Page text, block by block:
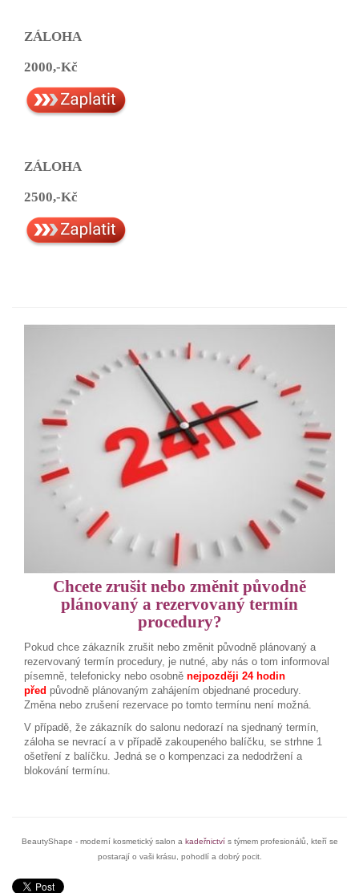
ZÁLOHA
2000,-Kč
ZÁLOHA
2500,-Kč
Chcete zrušit nebo změnit původně
plánovaný a rezervovaný termín
procedury?
Pokud chce zákazník zrušit nebo změnit původně plánovaný a
rezervovaný termín procedury, je nutné, aby nás o tom informoval
písemně, telefonicky nebo osobně nejpozději 24 hodin
před původně plánovaným zahájením objednané procedury.
Změna nebo zrušení rezervace po tomto termínu není možná.
V případě, že zákazník do salonu nedorazí na sjednaný termín,
záloha se nevrací a v případě zakoupeného balíčku, se strhne 1
ošetření z balíčku. Jedná se o kompenzaci za nedodržení a
blokování termínu.
BeautyShape - moderní kosmetický salon a kadeřnictvís týmem profesionálů, kteří se
postarají o vaši krásu, pohodlí a dobrý pocit.